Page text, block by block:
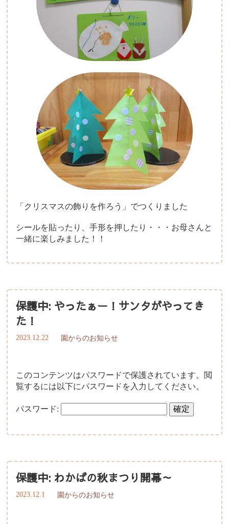
「クリスマスの飾りを作ろう」でつくりました
シールを貼ったり、手形を押したり・・・お母さんと
一緒に楽しみました！！
保護中: やったぁー！サンタがやってき
た！
2023.12.22 園からのお知らせ
このコンテンツはパスワードで保護されています。閲
覧するには以下にパスワードを入力してください。
パスワード:
保護中: わかばの秋まつり開幕～
2023.12.1 園からのお知らせ